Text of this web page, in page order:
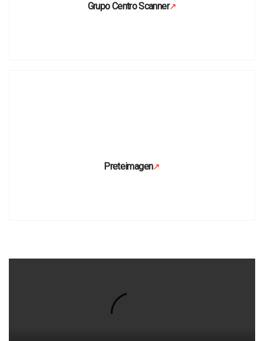
Grupo Centro Scanner↗
Se abre en una pestaña nueva
Preteimagen↗
Se abre en una pestaña nueva